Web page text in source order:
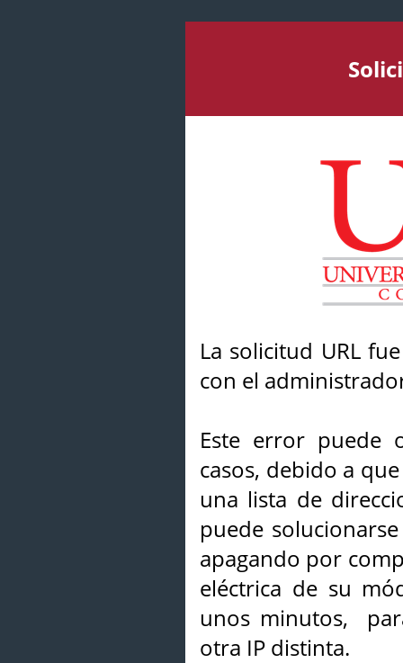
La solicitud URL
con el
Este error puede
casos, debido a
una lista de
puede
apagando por
eléctrica de su
unos minutos,
otra IP distinta.